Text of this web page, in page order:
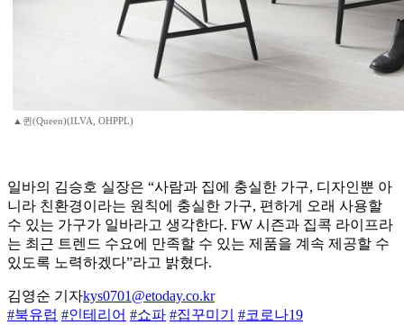
▲퀸(Queen)(ILVA, OHPPL)
일바의 김승호 실장은 “사람과 집에 충실한 가구, 디자인뿐 아
니라 친환경이라는 원칙에 충실한 가구, 편하게 오래 사용할
수 있는 가구가 일바라고 생각한다. FW 시즌과 집콕 라이프라
는 최근 트렌드 수요에 만족할 수 있는 제품을 계속 제공할 수
있도록 노력하겠다”라고 밝혔다.
김영순 기자kys0701@etoday.co.kr
#북유럽 #인테리어 #쇼파 #집꾸미기
#코로나19